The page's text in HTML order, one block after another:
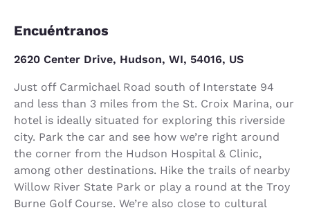
Encuéntranos
2620 Center Drive, Hudson, WI, 54016, US
Just off Carmichael Road south of Interstate 94
and less than 3 miles from the St. Croix Marina, our
hotel is ideally situated for exploring this riverside
city. Park the car and see how we’re right around
the corner from the Hudson Hospital & Clinic,
among other destinations. Hike the trails of nearby
Willow River State Park or play a round at the Troy
Burne Golf Course. We’re also close to cultural